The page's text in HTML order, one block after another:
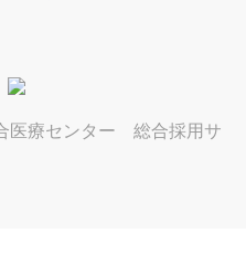
医療センター 総合採用サ